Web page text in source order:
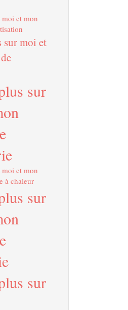
et mon
sur moi et
sur
et mon
à chaleur
sur
sur